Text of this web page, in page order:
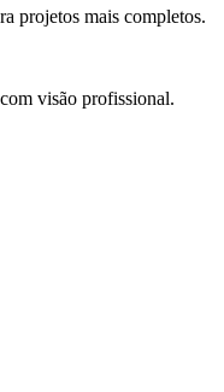
projetos mais completos.
visão profissional.